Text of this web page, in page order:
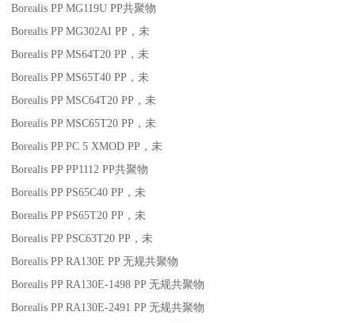
Borealis PP MG119U PP共聚物
Borealis PP MG302AI PP ，未
Borealis PP MS64T20 PP ，未
Borealis PP MS65T40 PP ，未
Borealis PP MSC64T20 PP ，未
Borealis PP MSC65T20 PP ，未
Borealis PP PC 5 XMOD PP ，未
Borealis PP PP1112 PP共聚物
Borealis PP PS65C40 PP ，未
Borealis PP PS65T20 PP ，未
Borealis PP PSC63T20 PP ，未
Borealis PP RA130E PP无规共聚物
Borealis PP RA130E-1498 PP无规共聚物
Borealis PP RA130E-2491 PP无规共聚物